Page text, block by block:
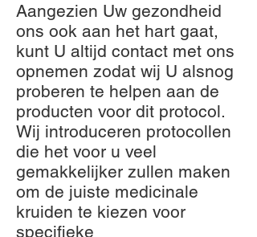
Aangezien Uw gezondheid
ons ook aan het hart gaat,
kunt U altijd contact met ons
opnemen zodat wij U alsnog
proberen te helpen aan de
producten voor dit protocol.
Wij introduceren protocollen
die het voor u veel
gemakkelijker zullen maken
om de juiste medicinale
kruiden te kiezen voor
specifieke